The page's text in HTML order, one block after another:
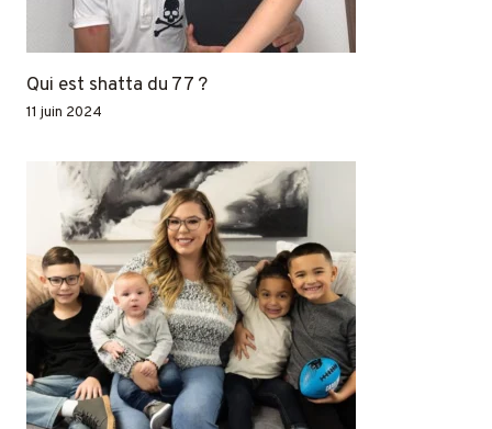
Qui est shatta du 77 ?
11 juin 2024